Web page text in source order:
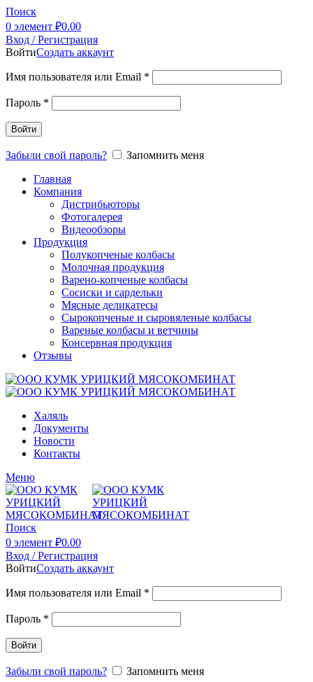
Поиск
0 элемент ₽0.00
Вход / Регистрация
ВойтиСоздать аккаунт
Имя пользователя или Email *
Пароль *
Войти
Забыли свой пароль?
Запомнить меня
Главная
Компания
Дистрибьюторы
Фотогалерея
Видеообзоры
Продукция
Полукопченые колбасы
Молочная продукция
Варено-копченые колбасы
Сосиски и сардельки
Мясные деликатесы
Сырокопченые и сыровяленые колбасы
Вареные колбасы и ветчины
Консервная продукция
Отзывы
Халяль
Документы
Новости
Контакты
Меню
Поиск
0 элемент ₽0.00
Вход / Регистрация
ВойтиСоздать аккаунт
Имя пользователя или Email *
Пароль *
Войти
Забыли свой пароль? Запомнить меня